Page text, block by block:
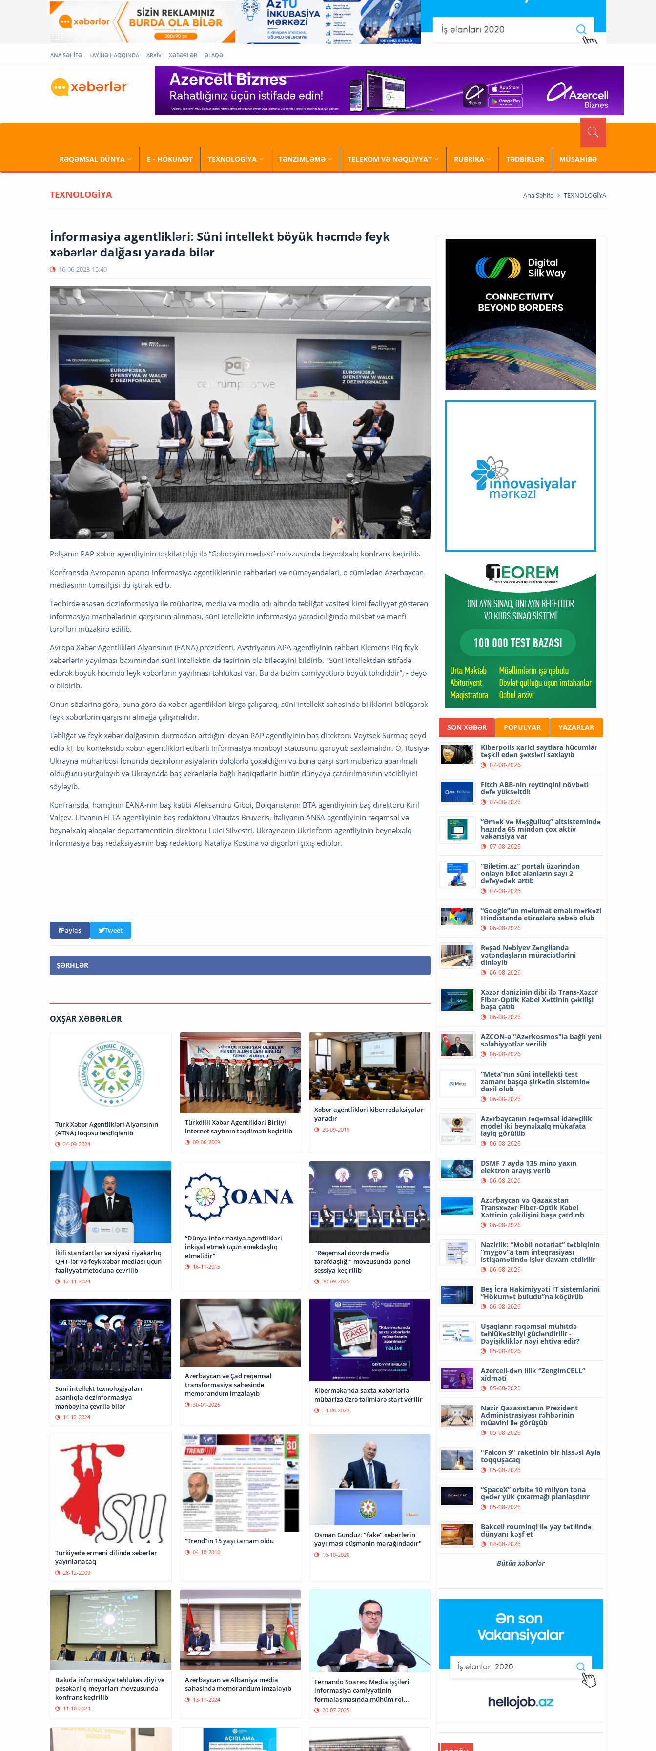
ANA SƏHİFƏ LAYİHƏ HAQQINDA ARXİV XƏBƏRLƏR ƏLAQƏ
RƏQƏMSAL DÜNYA E - HÖKUMƏT TEXNOLOGİYA TƏNZİMLƏMƏ TELEKOM VƏ NƏQLİYYAT RUBRİKA TƏDBİRLƏR MÜSAHİBƏ
TEXNOLOGİYA Ana Səhifə TEXNOLOGİYA
İnformasiya agentlikləri: Süni intellekt böyük həcmdə feyk
xəbərlər dalğası yarada bilər
16-06-2023 15:40
Polşanın PAP xəbər agentliyinin təşkilatçılığı ilə “Gələcəyin mediası” mövzusunda beynəlxalq konfrans keçirilib.
Konfransda Avropanın aparıcı informasiya agentliklərinin rəhbərləri və nümayəndələri, o cümlədən Azərbaycan
mediasının təmsilçisi də iştirak edib.
Tədbirdə əsasən dezinformasiya ilə mübarizə, media və media adı altında təbliğat vasitəsi kimi fəaliyyət göstərən
informasiya mənbələrinin qarşısının alınması, süni intellektin informasiya yaradıcılığında müsbət və mənfi
tərəfləri müzakirə edilib.
Avropa Xəbər Agentlikləri Alyansının (EANA) prezidenti, Avstriyanın APA agentliyinin rəhbəri Klemens Piq feyk
xəbərlərin yayılması baxımından süni intellektin də təsirinin ola biləcəyini bildirib. "Süni intellektdən istifadə
edərək böyük həcmdə feyk xəbərlərin yayılması təhlükəsi var. Bu da bizim cəmiyyətlərə böyük təhdiddir”, - deyə
o bildirib.
Onun sözlərinə görə, buna görə də xəbər agentlikləri birgə çalışaraq, süni intellekt sahəsində biliklərini bölüşərək
feyk xəbərlərin qarşısını almağa çalışmalıdır.
Təbliğat və feyk xəbər dalğasının durmadan artdığını deyən PAP agentliyinin baş direktoru Voytsek Surmaç qeyd
edib ki, bu kontekstdə xəbər agentlikləri etibarlı informasiya mənbəyi statusunu qoruyub saxlamalıdır. O, Rusiya-
Ukrayna müharibəsi fonunda dezinformasiyaların dəfələrlə çoxaldığını və buna qarşı sərt mübarizə aparılmalı
olduğunu vurğulayıb və Ukraynada baş verənlərlə bağlı həqiqətlərin bütün dünyaya çatdırılmasının vacibliyini
söyləyib.
Konfransda, həmçinin EANA-nın baş katibi Aleksandru Giboi, Bolqarıstanın BTA agentliyinin baş direktoru Kiril
Valçev, Litvanın ELTA agentliyinin baş redaktoru Vitautas Bruveris, İtaliyanın ANSA agentliyinin rəqəmsal və
beynəlxalq əlaqələr departamentinin direktoru Luici Silvestri, Ukraynanın Ukrinform agentliyinin beynəlxalq
informasiya baş redaksiyasının baş redaktoru Nataliya Kostina və digərləri çıxış ediblər.
Paylaş Tweet
ŞƏRHLƏR
OXŞAR XƏBƏRLƏR
Türk Xəbər Agentlikləri Alyansının
(ATNA) loqosu təsdiqlənib
24-09-2024
Türkdilli Xəbər Agentlikləri Birliyi
internet saytının təqdimatı keçirilib
09-06-2009
Xəbər agentlikləri kiberredaksiyalar
yaradır
20-09-2019
İkili standartlar və siyasi riyakarlıq
QHT-lər və feyk-xəbər mediası üçün
fəaliyyət metoduna çevrilib
12-11-2024
“Dünya informasiya agentlikləri
inkişaf etmək üçün əməkdaşlıq
etməlidir”
16-11-2015
"Rəqəmsal dövrdə media
tərəfdaşlığı" mövzusunda panel
sessiya keçirilib
30-09-2025
Süni intellekt texnologiyaları
asanlıqla dezinformasiya
mənbəyinə çevrilə bilər
14-12-2024
Azərbaycan və Çad rəqəmsal
transformasiya sahəsində
memorandum imzalayıb
30-01-2026
Kiberməkanda saxta xəbərlərlə
mübarizə üzrə təlimlərə start verilir
14-08-2023
Türkiyədə erməni dilində xəbərlər
yayınlanacaq
28-12-2009
“Trend”in 15 yaşı tamam oldu
04-10-2010
Osman Gündüz: "fake" xəbərlərin
yayılması düşmənin marağındadır"
16-10-2020
Bakıda informasiya təhlükəsizliyi və
peşəkarlıq meyarları mövzusunda
konfrans keçirilib
11-10-2024
Azərbaycan və Albaniya media
sahəsində memorandum imzalayıb
13-11-2024
Fernando Soares: Media işçiləri
informasiya cəmiyyətinin
formalaşmasında mühüm rol
oynayır
20-07-2025
SON XƏBƏR POPULYAR YAZARLAR
Kiberpolis xarici saytlara hücumlar
təşkil edən şəxsləri saxlayıb
07-08-2026
Fitch ABB-nin reytinqini növbəti
dəfə yüksəltdi!
07-08-2026
“Əmək və Məşğulluq” altsistemində
hazırda 65 mindən çox aktiv
vakansiya var
07-08-2026
“Biletim.az” portalı üzərindən
onlayn bilet alanların sayı 2
dəfəyədək artıb
07-08-2026
“Google”un məlumat emalı mərkəzi
Hindistanda etirazlara səbəb olub
06-08-2026
Rəşad Nəbiyev Zəngilanda
vətəndaşların müraciətlərini
dinləyib
06-08-2026
Xəzər dənizinin dibi ilə Trans-Xəzər
Fiber-Optik Kabel Xəttinin çəkilişi
başa çatıb
06-08-2026
AZCON-a "Azərkosmos"la bağlı yeni
səlahiyyətlər verilib
06-08-2026
“Meta”nın süni intellekti test
zamanı başqa şirkətin sisteminə
daxil olub
06-08-2026
Azərbaycanın rəqəmsal idarəçilik
model iki beynəlxalq mükafata
layiq görülüb
06-08-2026
DSMF 7 ayda 135 minə yaxın
elektron arayış verib
06-08-2026
Azərbaycan və Qazaxıstan
Transxəzər Fiber-Optik Kabel
Xəttinin çəkilişini başa çatdırıb
06-08-2026
Nazirlik: “Mobil notariat” tətbiqinin
“mygov”a tam inteqrasiyası
istiqamətində işlər davam etdirilir
06-08-2026
Beş İcra Hakimiyyəti İT sistemlərini
“Hökumət buludu”na köçürüb
06-08-2026
Uşaqların rəqəmsal mühitdə
təhlükəsizliyi gücləndirilir -
Dəyişikliklər nəyi ehtiva edir?
05-08-2026
Azercell-dən illik “ZengimCELL”
xidməti
05-08-2026
Nazir Qazaxıstanın Prezident
Administrasiyası rəhbərinin
müavini ilə görüşüb
05-08-2026
"Falcon 9" raketinin bir hissəsi Ayla
toqquşacaq
05-08-2026
“SpaceX” orbitə 10 milyon tona
qədər yük çıxarmağı planlaşdırır
05-08-2026
Bakcell rouminqi ilə yay tətilində
dünyanı kəşf et
04-08-2026
Bütün xəbərlər